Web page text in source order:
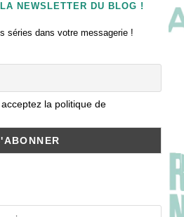
NEWSLETTER DU BLOG !
séries dans votre messagerie !
la politique de